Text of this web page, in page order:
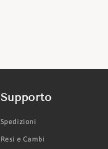
Supporto
Spedizioni
Resi e Cambi